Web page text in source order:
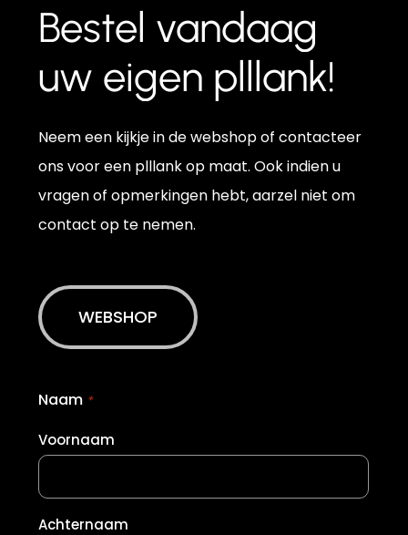
Bestel vandaag
uw eigen plllank!
Neem een kijkje in de webshop of contacteer
ons voor een plllank op maat. Ook indien u
vragen of opmerkingen hebt, aarzel niet om
contact op te nemen.
WEBSHOP
Naam *
Voornaam
Achternaam